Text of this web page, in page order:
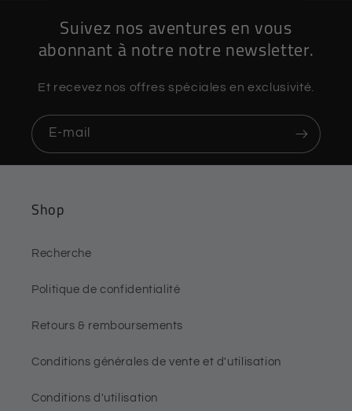
Suivez nos aventures en vous
abonnant à notre notre newsletter.
Et recevez nos offres spéciales en exclusivité.
E-mail
Shop
Recherche
Politique de confidentialité
Retours & remboursements
Conditions générales de vente et d'utilisation
Conditions d'utilisation